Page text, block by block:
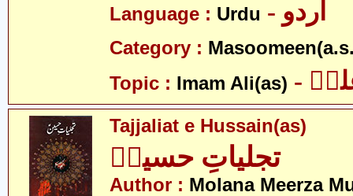
Language : Urdu - اردو
Category :
Topic : Imam Ali(as)
Tajjaliat e Hussain(as)
تجلیاتِ حسینؑ
Author : Molana Meerza